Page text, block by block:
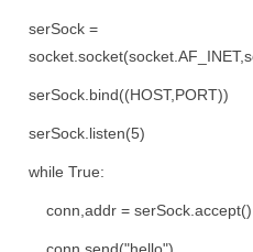
serSock =
serSock.bind((HOST,PORT))
serSock.listen(5)
while True:
conn,addr = serSock.accept()